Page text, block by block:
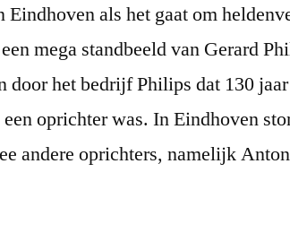
Eindhoven als het gaat om
mega standbeeld van Gerard
door het bedrijf Philips dat 130
oprichter was. In Eindhoven
andere oprichters, namelijk